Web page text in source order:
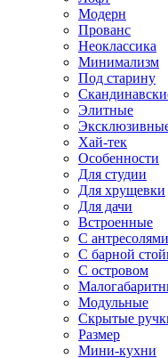
Модерн
Прованс
Неоклассика
Минимализм
Под старину
Элитные
Хай-тек
Особенности
Для студии
Для хрущевки
Для дачи
Встроенные
С антресолями
С барной
С островом
Модульные
Скрытые
Размер
Мини-кухни